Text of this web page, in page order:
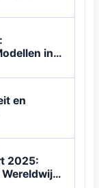
in
en
2025: